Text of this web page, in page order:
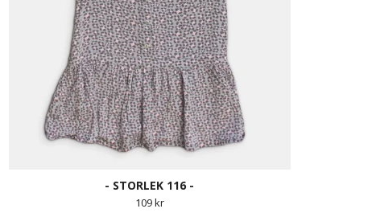
- STORLEK 116 -
109 kr